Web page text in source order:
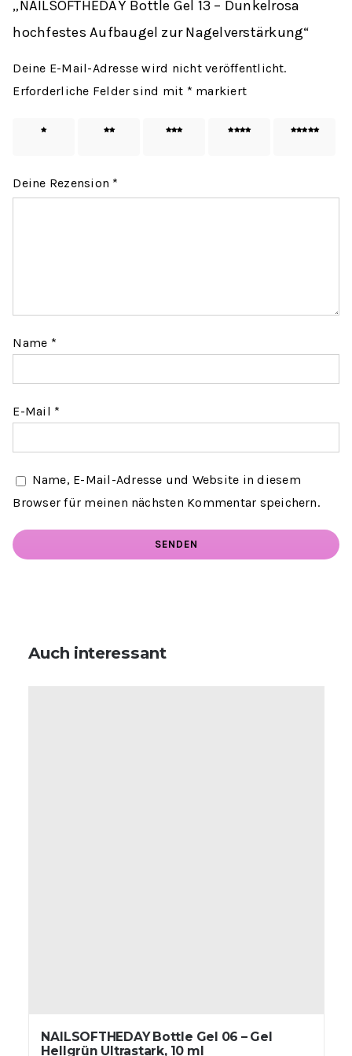
„NAILSOFTHEDAY Bottle Gel 13 – Dunkelrosa
hochfestes Aufbaugel zur Nagelverstärkung“
Deine E-Mail-Adresse wird nicht veröffentlicht.
Erforderliche Felder sind mit * markiert
1 von
2 von
3 von
4 von
5 von
Deine Rezension *
Name *
E-Mail *
Name, E-Mail-Adresse und Website in diesem
Browser für meinen nächsten Kommentar speichern.
Auch interessant
NAILSOFTHEDAY Bottle Gel 06 – Gel
Hellgrün Ultrastark, 10 ml